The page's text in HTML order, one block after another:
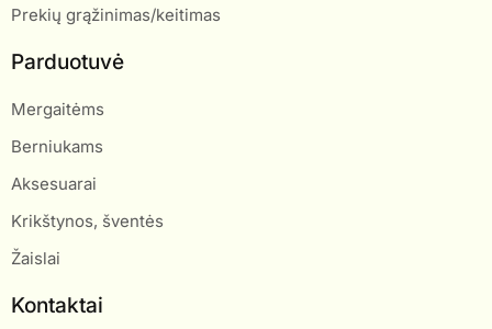
Prekių grąžinimas/keitimas
Parduotuvė
Mergaitėms
Berniukams
Aksesuarai
Krikštynos, šventės
Žaislai
Kontaktai